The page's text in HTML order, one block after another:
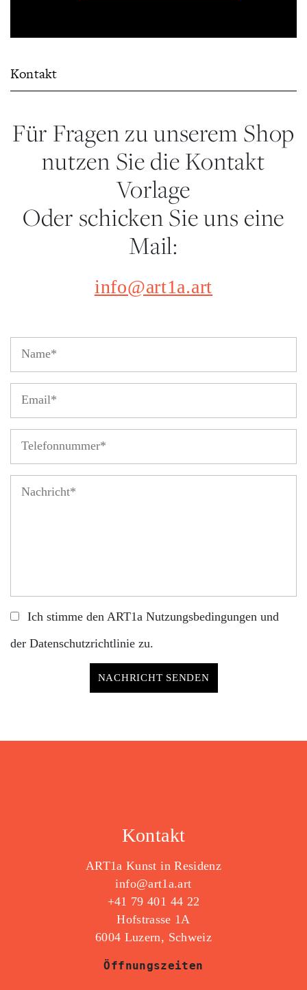
Kontakt
Für Fragen zu unserem Shop
nutzen Sie die Kontakt
Vorlage
Oder schicken Sie uns eine
Mail:
info@art1a.art
Ich stimme den ART1a Nutzungsbedingungen und
der Datenschutzrichtlinie zu.
Kontakt
ART1a Kunst in Residenz
info@art1a.art
+41 79 401 44 22
Hofstrasse 1A
6004 Luzern, Schweiz
Öffnungszeiten